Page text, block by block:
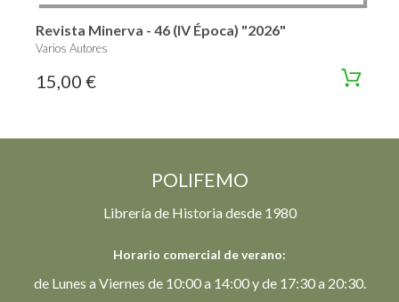
Revista Minerva - 46 (IV Época) "2026"
Varios Autores
15,00 €
POLIFEMO
Librería de Historia desde 1980
Horario comercial de verano:
de Lunes a Viernes de 10:00 a 14:00 y de 17:30 a 20:30.